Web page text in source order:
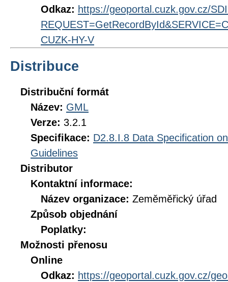
Odkaz: https://geoportal.cuzk.gov.cz/
CUZK-HY-V
Distribuce
Distribuční formát
Název: GML
Verze: 3.2.1
Specifikace: D2.8.I.8 Data Specification
Guidelines
Distributor
Kontaktní informace:
Název organizace: Zeměměřický úřad
Způsob objednání
Poplatky:
Možnosti přenosu
Online
Odkaz: https://geoportal.cuzk.gov.cz/